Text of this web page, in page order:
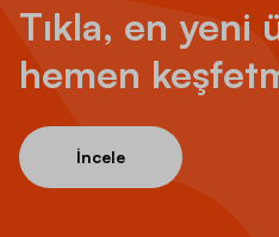
Tıkla, en yeni
hemen
İncele